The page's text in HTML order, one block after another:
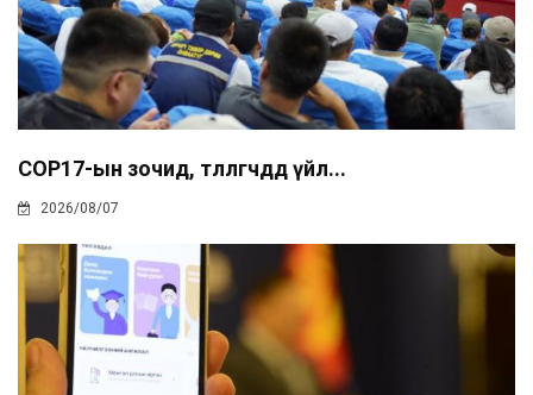
COP17-ын зочид, төлөөлөгчдөд үйл...
2026/08/07